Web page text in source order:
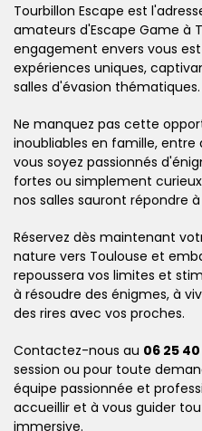
Tourbillon Escape est
amateurs d'Escape Game à
engagement envers vous
expériences uniques,
salles d'évasion thématiques.
Ne manquez pas cette
inoubliables en famille,
vous soyez passionnés
fortes ou simplement
nos salles sauront répondre
Réservez dès maintenant
nature vers Toulouse et
repoussera vos limites et
à résoudre des énigmes, à
des rires avec vos proches.
Contactez-nous au 06 25
session ou pour toute
équipe passionnée et
accueillir et à vous guider
immersive.